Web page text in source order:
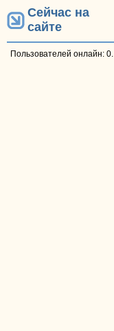
Сейчас на
сайте
Пользователей онлайн: 0.